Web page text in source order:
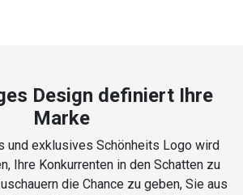
Design definiert Ihre
Marke
und exklusives Schönheits Logo wird
Ihre Konkurrenten in den Schatten zu
die Chance zu geben, Sie aus